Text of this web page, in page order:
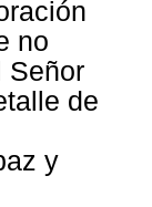
no
Señor
de
y